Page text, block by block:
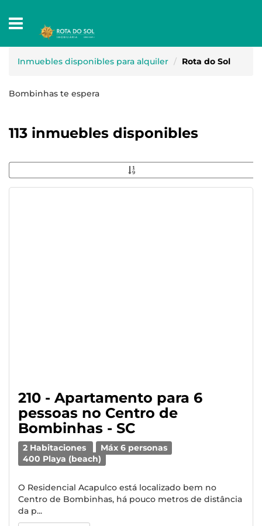
Inmuebles disponibles para alquiler Rota do Sol
Bombinhas te espera
113 inmuebles disponibles
210 - Apartamento para 6
pessoas no Centro de
Bombinhas - SC
2 Habitaciones
Máx 6 personas
400 Playa (beach)
O Residencial Acapulco está localizado bem no
Centro de Bombinhas, há pouco metros de distância
da p...